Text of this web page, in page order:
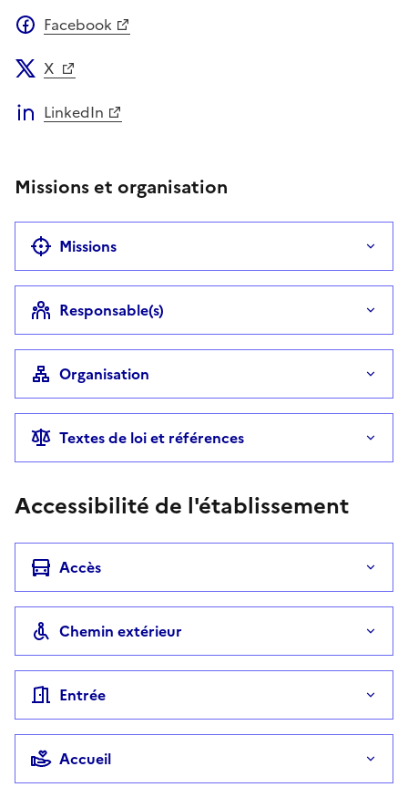
Facebook
X
LinkedIn
Missions et organisation
Missions
Responsable(s)
Organisation
Textes de loi et références
Accessibilité de l'établissement
Accès
Chemin extérieur
Entrée
Accueil